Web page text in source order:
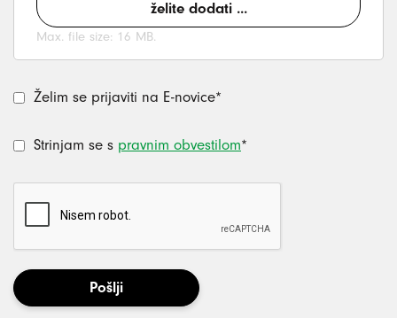
želite dodati ...
Max. file size: 16 MB.
Želim se prijaviti na E-novice*
Strinjam se s pravnim obvestilom*